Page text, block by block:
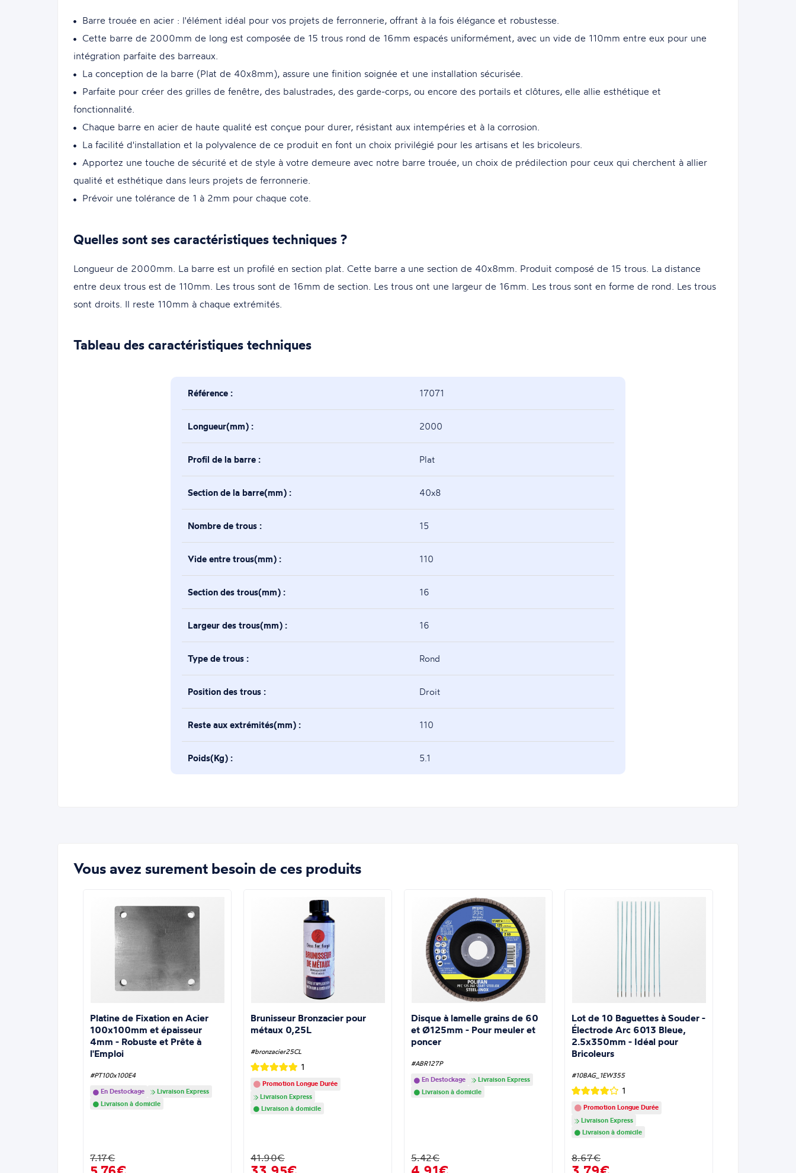
Barre trouée en acier : l'élément idéal pour vos projets de ferronnerie, offrant à la fois élégance et robustesse.
Cette barre de 2000mm de long est composée de 15 trous rond de 16mm espacés uniformément, avec un vide de 110mm entre eux pour une
intégration parfaite des barreaux.
La conception de la barre (Plat de 40x8mm), assure une finition soignée et une installation sécurisée.
Parfaite pour créer des grilles de fenêtre, des balustrades, des garde-corps, ou encore des portails et clôtures, elle allie esthétique et
fonctionnalité.
Chaque barre en acier de haute qualité est conçue pour durer, résistant aux intempéries et à la corrosion.
La facilité d'installation et la polyvalence de ce produit en font un choix privilégié pour les artisans et les bricoleurs.
Apportez une touche de sécurité et de style à votre demeure avec notre barre trouée, un choix de prédilection pour ceux qui cherchent à allier
qualité et esthétique dans leurs projets de ferronnerie.
Prévoir une tolérance de 1 à 2mm pour chaque cote.
Quelles sont ses caractéristiques techniques ?
Longueur de 2000mm. La barre est un profilé en section plat. Cette barre a une section de 40x8mm. Produit composé de 15 trous. La distance
entre deux trous est de 110mm. Les trous sont de 16mm de section. Les trous ont une largeur de 16mm. Les trous sont en forme de rond. Les trous
sont droits. Il reste 110mm à chaque extrémités.
Tableau des caractéristiques techniques
Référence : 17071
Longueur(mm) : 2000
Profil de la barre : Plat
Section de la barre(mm) : 40x8
Nombre de trous : 15
Vide entre trous(mm) : 110
Section des trous(mm) : 16
Largeur des trous(mm) : 16
Type de trous : Rond
Position des trous : Droit
Reste aux extrémités(mm) : 110
Poids(Kg) : 5.1
Vous avez surement besoin de ces produits
Platine de Fixation en Acier
100x100mm et épaisseur
4mm - Robuste et Prête à
l'Emploi
#PT100x100E4
En Destockage
Livraison Express
Livraison à domicile
7.17€
Brunisseur Bronzacier pour
métaux 0,25L
#bronzacier25CL
1
Promotion Longue Durée
Livraison Express
Livraison à domicile
41.90€
Disque à lamelle grains de 60
et Ø125mm - Pour meuler et
poncer
#ABR127P
En Destockage
Livraison Express
Livraison à domicile
5.42€
Lot de 10 Baguettes à Souder -
Électrode Arc 6013 Bleue,
2.5x350mm - Idéal pour
Bricoleurs
#10BAG_1EW355
1
Promotion Longue Durée
Livraison Express
Livraison à domicile
8.67€